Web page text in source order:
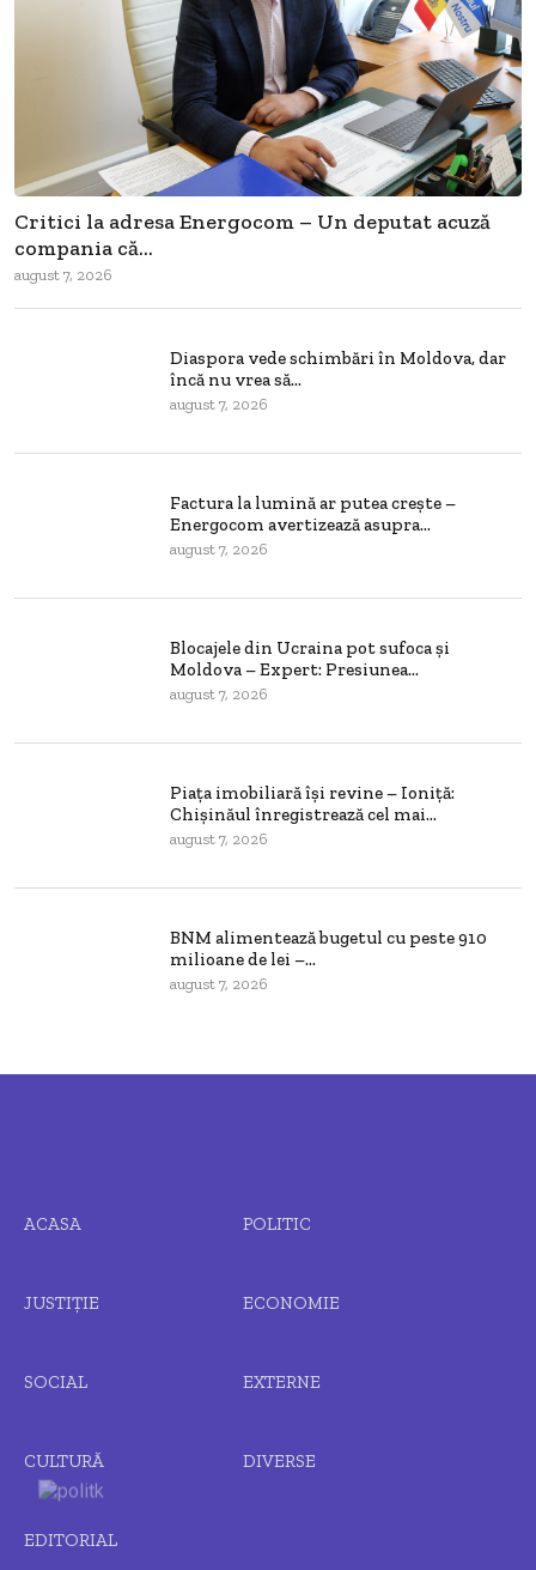
Critici la adresa Energocom – Un deputat acuză
compania că...
august 7, 2026
Diaspora vede schimbări în Moldova, dar
încă nu vrea să...
august 7, 2026
Factura la lumină ar putea crește –
Energocom avertizează asupra...
august 7, 2026
Blocajele din Ucraina pot sufoca și
Moldova – Expert: Presiunea...
august 7, 2026
Piața imobiliară își revine – Ioniță:
Chișinăul înregistrează cel mai...
august 7, 2026
BNM alimentează bugetul cu peste 910
milioane de lei –...
august 7, 2026
ACASA POLITIC
JUSTIȚIE ECONOMIE
SOCIAL EXTERNE
CULTURĂ DIVERSE
EDITORIAL